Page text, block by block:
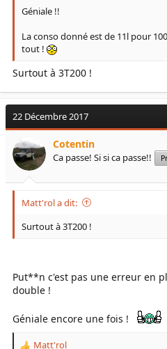
Géniale !!
La conso donné est de 11l pour
tout !
Surtout à 3T200 !
22 Décembre 2017
Cotentin
Ca passe! Si si ca passe!!
Matt'rol a dit:
Surtout à 3T200 !
Put**n c'est pas une erreur en
double !
Géniale encore une fois !
Matt'rol